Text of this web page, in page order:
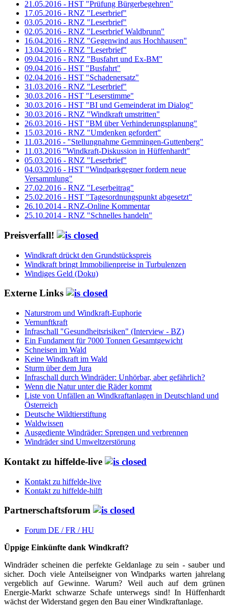
21.05.2016 - HST "Prüfung Bürgerbegehren"
17.05.2016 - RNZ "Leserbrief"
03.05.2016 - RNZ "Leserbrief"
02.05.2016 - RNZ "Leserbrief Waldbrunn"
16.04.2016 - RNZ "Gegenwind aus Hochhausen"
13.04.2016 - RNZ "Leserbrief"
09.04.2016 - RNZ "Busfahrt und Ex-BM"
09.04.2016 - HST "Busfahrt"
02.04.2016 - HST "Schadenersatz"
31.03.2016 - RNZ "Leserbrief"
30.03.2016 - HST "Leserstimme"
30.03.2016 - HST "BI und Gemeinderat im Dialog"
30.03.2016 - RNZ "Windkraft umstritten"
26.03.2016 - HST "BM über Verhinderungsplanung"
15.03.2016 - RNZ "Umdenken gefordert"
11.03.2016 - "Stellungnahme Gemmingen-Guttenberg"
11.03.2016 "Windkraft-Diskussion in Hüffenhardt"
05.03.2016 - RNZ "Leserbrief"
04.03.2016 - HST "Windparkgegner fordern neue
Versammlung"
27.02.2016 - RNZ "Leserbeitrag"
25.02.2016 - HST "Tagesordnungspunkt abgesetzt"
26.10.2014 - RNZ-Online Kommentar
25.10.2014 - RNZ "Schnelles handeln"
Preisverfall!
Windkraft drückt den Grundstückspreis
Windkraft bringt Immobilienpreise in Turbulenzen
Windiges Geld (Doku)
Externe Links
Naturstrom und Windkraft-Euphorie
Vernunftkraft
Infraschall "Gesundheitsrisiken" (Interview - BZ)
Ein Fundament für 7000 Tonnen Gesamtgewicht
Schneisen im Wald
Keine Windkraft im Wald
Sturm über dem Jura
Infraschall durch Windräder: Unhörbar, aber gefährlich?
Wenn die Natur unter die Räder kommt
Liste von Unfällen an Windkraftanlagen in Deutschland und
Österreich
Deutsche Wildtierstiftung
Waldwissen
Ausgediente Windräder: Sprengen und verbrennen
Windräder sind Umweltzerstörung
Kontakt zu hiffelde-live
Kontakt zu hiffelde-live
Kontakt zu hiffelde-hilft
Partnerschaftsforum
Forum DE / FR / HU
Üppige Einkünfte dank Windkraft?
Windräder scheinen die perfekte Geldanlage zu sein - sauber und
sicher. Doch viele Anteilseigner von Windparks warten jahrelang
vergeblich auf Gewinne. Warum? Weil auch auf dem grünen
Energie-Markt schwarze Schafe unterwegs sind! In Hüffenhardt
wächst der Widerstand gegen den Bau einer Windkraftanlage.